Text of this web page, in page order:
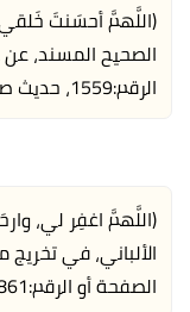
(اللَّهمَّ أحسَنتَ
الصحيح المسند،
الرقم:1559، حديث صحيح.]
(اللَّهمَّ اغفِر لي،
الألباني، في
الصفحة أو الرقم:861، حديث صحيح.]